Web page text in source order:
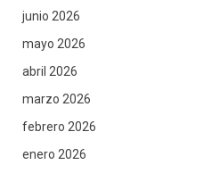
junio 2026
mayo 2026
abril 2026
marzo 2026
febrero 2026
enero 2026